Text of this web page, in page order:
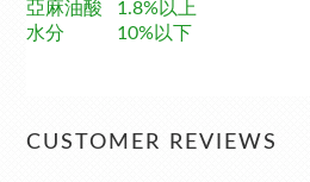
亞麻油酸 1.8%以上
水分 10%以下
CUSTOMER REVIEWS